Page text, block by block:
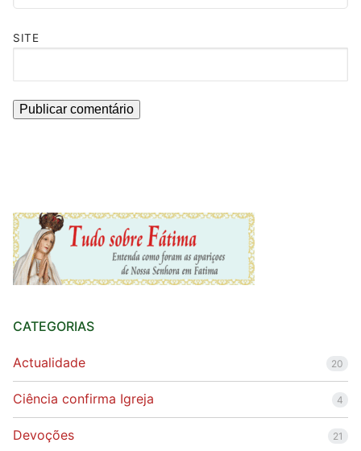
SITE
CATEGORIAS
Actualidade 20
Ciência confirma Igreja 4
Devoções 21